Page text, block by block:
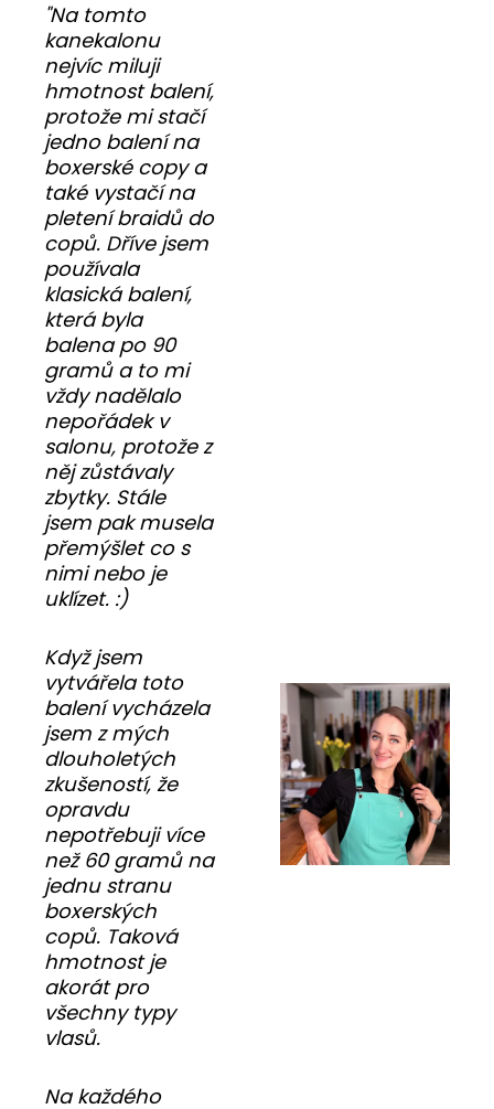
"Na tomto
kanekalonu
nejvíc miluji
hmotnost balení,
protože mi stačí
jedno balení na
boxerské copy a
také vystačí na
pletení braidů do
copů. Dříve jsem
používala
klasická balení,
která byla
balena po 90
gramů a to mi
vždy nadělalo
nepořádek v
salonu, protože z
něj zůstávaly
zbytky. Stále
jsem pak musela
přemýšlet co s
nimi nebo je
uklízet. :)
Když jsem
vytvářela toto
balení vycházela
jsem z mých
dlouholetých
zkušeností, že
opravdu
nepotřebuji více
než 60 gramů na
jednu stranu
boxerských
copů. Taková
hmotnost je
akorát pro
všechny typy
vlasů.
Na každého